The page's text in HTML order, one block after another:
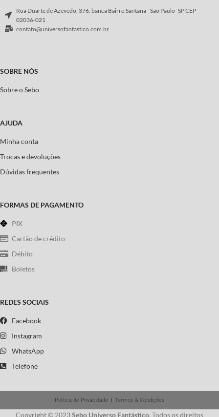
Heimdall, Odin e Loki.
Autor:Hilda R. Ellis Davidson
Rua Duarte de Azevedo, 376, banca Bairro Santana - São Paulo -SP CEP
02036-021
contato@universofantastico.com.br
SOBRE NÓS
Sobre o Sebo
AJUDA
Minha conta
Trocas e devoluções
Dúvidas frequentes
FORMAS DE PAGAMENTO
PIX
Cartão de crédito
Débito
Boletos
REDES SOCIAIS
Facebook
Instagram
WhatsApp
Telefone
Política de Privacidade | Termos & Condições
Copyright © 2023Sebo Universo Fantástico. Todos os direitos